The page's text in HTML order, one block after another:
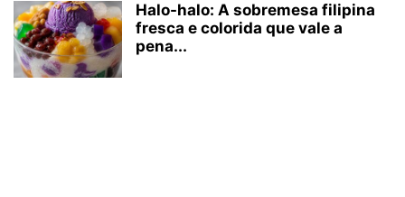
Halo-halo: A sobremesa filipina
fresca e colorida que vale a
pena...